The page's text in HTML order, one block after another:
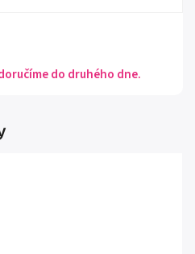
do druhého dne.